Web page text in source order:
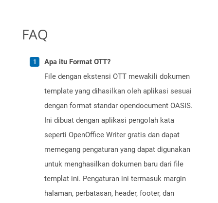
FAQ
Apa itu Format OTT?
File dengan ekstensi OTT mewakili dokumen
template yang dihasilkan oleh aplikasi sesuai
dengan format standar opendocument OASIS.
Ini dibuat dengan aplikasi pengolah kata
seperti OpenOffice Writer gratis dan dapat
memegang pengaturan yang dapat digunakan
untuk menghasilkan dokumen baru dari file
templat ini. Pengaturan ini termasuk margin
halaman, perbatasan, header, footer, dan